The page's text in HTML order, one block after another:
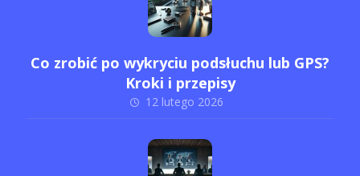
Co zrobić po wykryciu podsłuchu lub GPS?
Kroki i przepisy
12 lutego 2026